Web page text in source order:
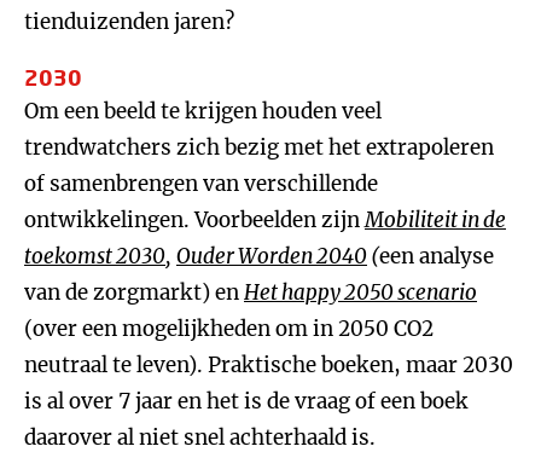
tienduizenden jaren?
2030
Om een beeld te krijgen houden veel
trendwatchers zich bezig met het extrapoleren
of samenbrengen van verschillende
ontwikkelingen. Voorbeelden zijnMobiliteit in de
toekomst 2030, Ouder Worden 2040(een analyse
van de zorgmarkt) enHet happy 2050 scenario
(over een mogelijkheden om in 2050 CO2
neutraal te leven). Praktische boeken, maar 2030
is al over 7 jaar en het is de vraag of een boek
daarover al niet snel achterhaald is.